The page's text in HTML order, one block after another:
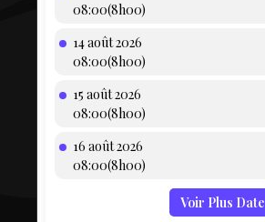
AEQ
08:00(8h00)
14 août 2026
08:00(8h00)
15 août 2026
08:00(8h00)
16 août 2026
08:00(8h00)
Voir Plus Date